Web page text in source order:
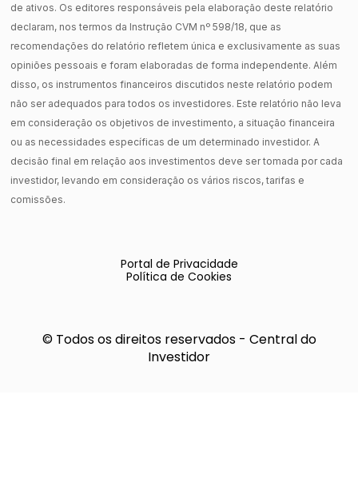
de ativos. Os editores responsáveis pela elaboração deste relatório
declaram, nos termos da Instrução CVM nº 598/18, que as
recomendações do relatório refletem única e exclusivamente as suas
opiniões pessoais e foram elaboradas de forma independente. Além
disso, os instrumentos financeiros discutidos neste relatório podem
não ser adequados para todos os investidores. Este relatório não leva
em consideração os objetivos de investimento, a situação financeira
ou as necessidades específicas de um determinado investidor. A
decisão final em relação aos investimentos deve ser tomada por cada
investidor, levando em consideração os vários riscos, tarifas e
comissões.
Portal de Privacidade
Política de Cookies
© Todos os direitos reservados - Central do
Investidor